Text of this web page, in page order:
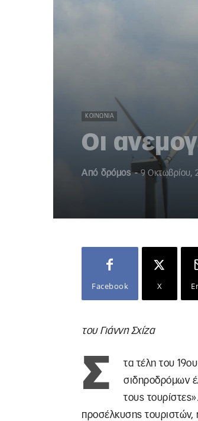
ΚΟΙΝΩΝΊΑ
Οι
Από δρόμος - 9 Οκτωβρίου,
Facebook X
του Γιάννη Σχίζα
Σ
τα τέλη του
σιδηροδρόμων
τους
προσέλκυσης τουριστών,